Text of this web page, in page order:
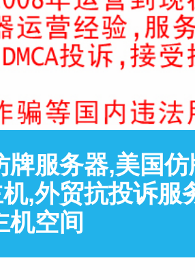
牌服务器,美国仿
,外贸抗投诉服
空间